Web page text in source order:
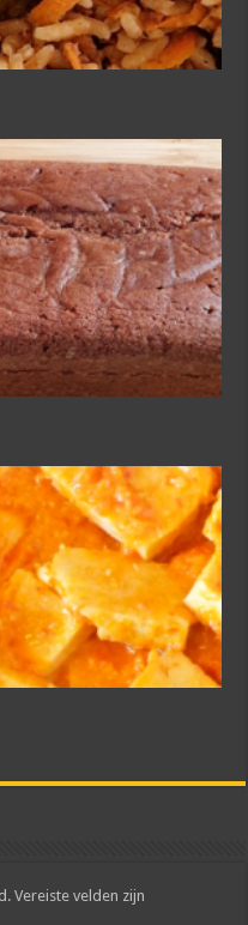
Vereiste velden zijn